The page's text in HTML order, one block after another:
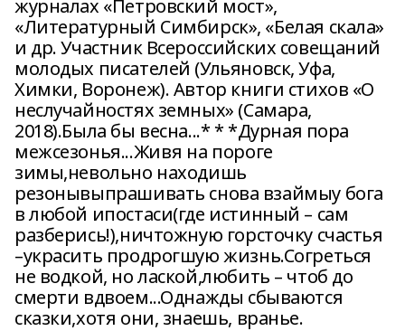
журналах «Петровский мост»,
«Литературный Симбирск», «Белая скала»
и др. Участник Всероссийских совещаний
молодых писателей (Ульяновск, Уфа,
Химки, Воронеж). Автор книги стихов «О
неслучайностях земных» (Самара,
2018).Была бы весна...* * *Дурная пора
межсезонья...Живя на пороге
зимы,невольно находишь
резонывыпрашивать снова взаймыу бога
в любой ипостаси(где истинный – сам
разберись!),ничтожную горсточку счастья
–украсить продрогшую жизнь.Согреться
не водкой, но лаской,любить – чтоб до
смерти вдвоем...Однажды сбываются
сказки,хотя они, знаешь, вранье.